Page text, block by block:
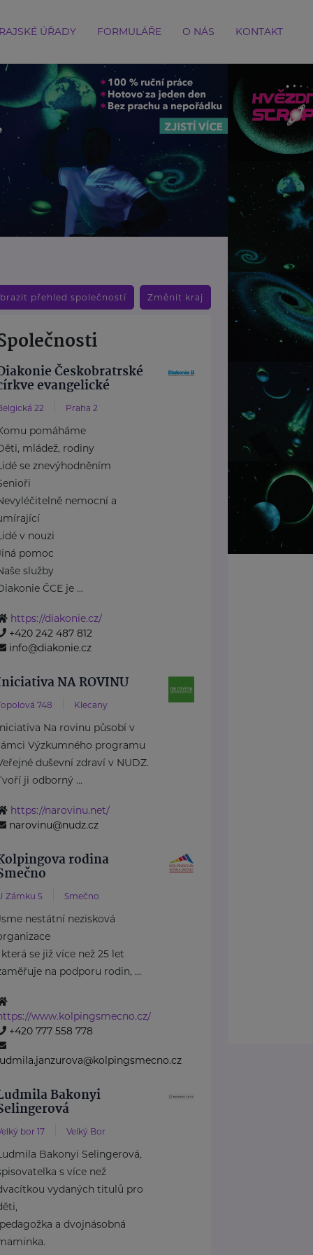
ÚŘADY FORMULÁŘE O NÁS KONTAKT
přehled společností Změnit kraj
Českobratrské
evangelické
22 Praha 2
pomáháme
mládež, rodiny
se znevýhodněním
nemocní a
v nouzi
pomoc
služby
ČCE je ...
https://diakonie.cz/
+420 242 487 812
info@diakonie.cz
NA ROVINU
748 Klecany
Na rovinu působí v
Výzkumného programu
duševní zdraví v NUDZ.
ji odborný ...
https://narovinu.net/
narovinu@nudz.cz
rodina
Zámku 5 Smečno
nestátní nezisková
která se již více než 25 let
na podporu rodin, ...
www.kolpingsmecno.cz/
+420 777 558 778
Bakonyi
bor 17 Velký Bor
Bakonyi Selingerová,
s více než
vydaných titulů pro
pedagožka a dvojnásobná